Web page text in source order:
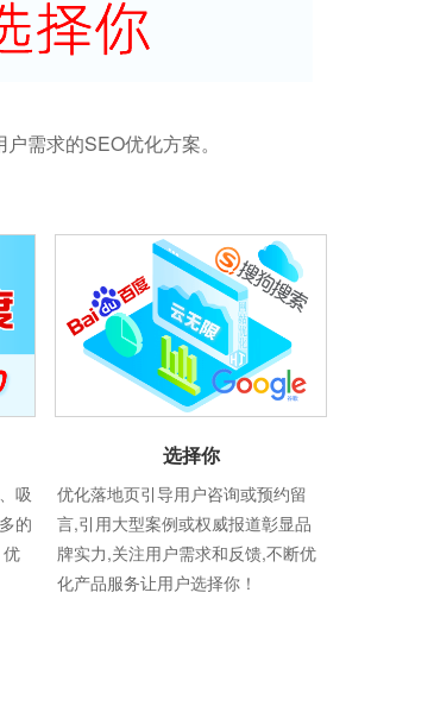
需求的SEO优化方案。
吸
的
选择你
优化落地页引导用户咨询或预约留
言,引用大型案例或权威报道彰显品
牌实力,关注用户需求和反馈,不断优
化产品服务让用户选择你！